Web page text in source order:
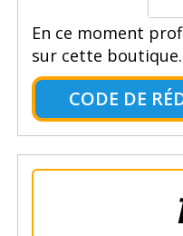
En ce moment
sur cette
CODE DE